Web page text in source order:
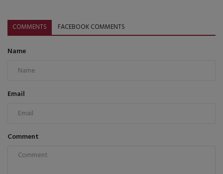
COMMENTS FACEBOOK COMMENTS
Name
Email
Comment